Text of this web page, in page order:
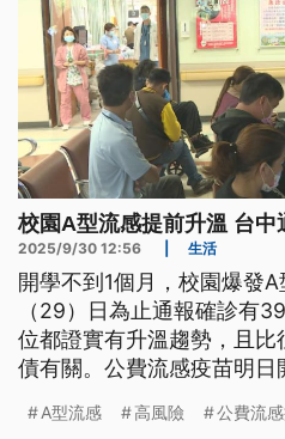
校園A型流感提前升溫 台中
2025/9/30 12:56 生活
開學不到1個月，校園爆發
（29）日為止通報確診有
位都證實有升溫趨勢，且
債有關。公費流感疫苗明日
A型流感 高風險 公費流